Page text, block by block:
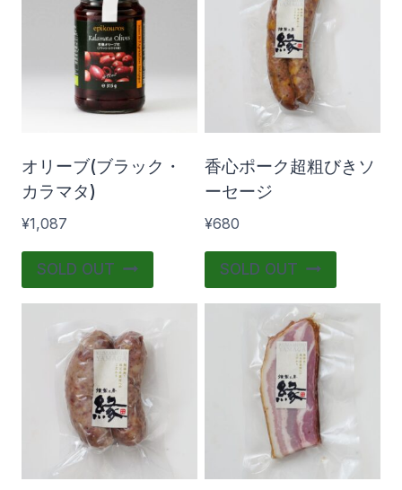
1 085 2 695
在庫あり
おすすめ商品
オリーブ(ブラック・
カラマタ)
¥1,087
SOLD OUT
香心ポーク超粗びきソ
ーセージ
¥680
SOLD OUT